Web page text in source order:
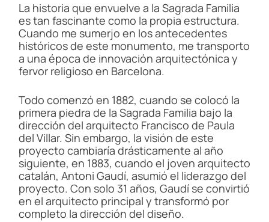
La historia que envuelve a la Sagrada Familia
es tan fascinante como la propia estructura.
Cuando me sumerjo en los antecedentes
históricos de este monumento, me transporto
a una época de innovación arquitectónica y
fervor religioso en Barcelona.
Todo comenzó en 1882, cuando se colocó la
primera piedra de la Sagrada Familia bajo la
dirección del arquitecto Francisco de Paula
del Villar. Sin embargo, la visión de este
proyecto cambiaría drásticamente al año
siguiente, en 1883, cuando el joven arquitecto
catalán, Antoni Gaudí, asumió el liderazgo del
proyecto. Con solo 31 años, Gaudí se convirtió
en el arquitecto principal y transformó por
completo la dirección del diseño.